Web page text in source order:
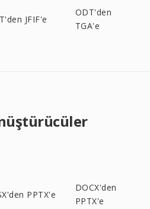
JFIF'e
ODT'den
TGA'e
PPTX'e
DOCX'den
PPTX'e